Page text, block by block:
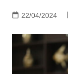
22/04/2024